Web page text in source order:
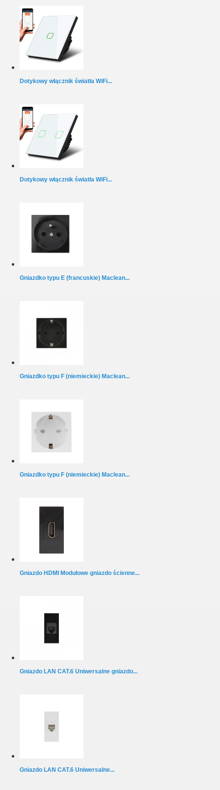
Dotykowy włącznik światła WiFi...
Dotykowy włącznik światła WiFi...
Gniazdko typu E (francuskie) Maclean...
Gniazdko typu F (niemieckie) Maclean...
Gniazdko typu F (niemieckie) Maclean...
Gniazdo HDMI Modułowe gniazdo ścienne...
Gniazdo LAN CAT.6 Uniwersalne gniazdo...
Gniazdo LAN CAT.6 Uniwersalne...